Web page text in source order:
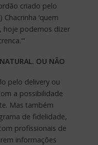
criado pelo
‘quem
hoje podemos dizer
OU NÃO
pelo delivery ou
a possibilidade
Mas também
de fidelidade,
profissionais de
informações